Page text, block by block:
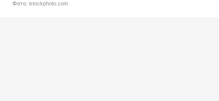
Фото: istockphoto.com